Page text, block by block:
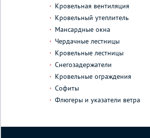
Кровельная вентиляция
Кровельный утеплитель
Мансардные окна
Чердачные лестницы
Кровельные лестницы
Снегозадержатели
Кровельные ограждения
Софиты
Флюгеры и указатели ветра